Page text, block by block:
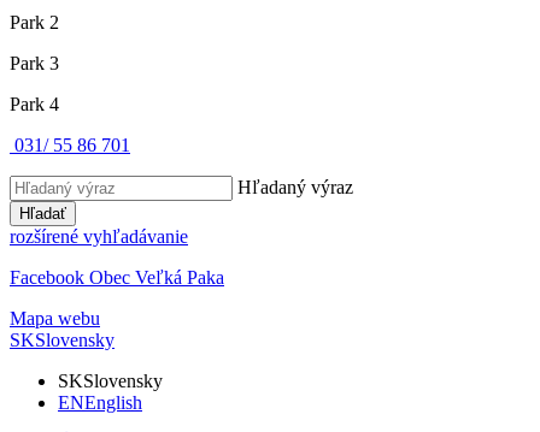
Park 2
Park 3
Park 4
031/ 55 86 701
Hľadaný výraz
Hľadať
rozšírené vyhľadávanie
Facebook Obec Veľká Paka
Mapa webu
SKSlovensky
SKSlovensky
ENEnglish